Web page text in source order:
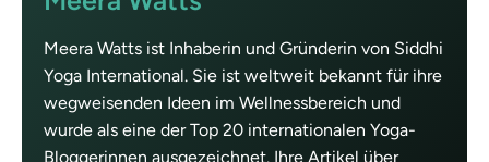
Meera Watts ist Inhaberin und Gründerin von Siddhi
Yoga International. Sie ist weltweit bekannt für ihre
wegweisenden Ideen im Wellnessbereich und
wurde als eine der Top 20 internationalen Yoga-
Bloggerinnen ausgezeichnet. Ihre Artikel über